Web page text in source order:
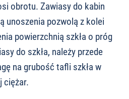
obrotu. Zawiasy do kabin
unoszenia pozwolą z kolei
powierzchnią szkła o próg
do szkła, należy przede
na grubość tafli szkła w
ciężar.